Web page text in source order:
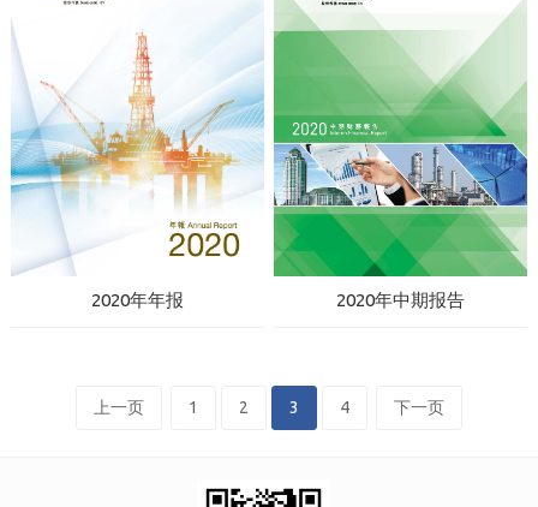
2020年年报 2020年中期报告
上一页 1 2 3 4 下一页